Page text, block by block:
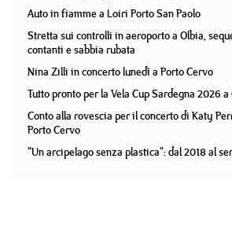
Auto in fiamme a Loiri Porto San Paolo
Stretta sui controlli in aeroporto a Olbia,
contanti e sabbia rubata
Nina Zilli in concerto lunedì a Porto Cervo
Tutto pronto per la Vela Cup Sardegna 2026
Conto alla rovescia per il concerto di Katy
Porto Cervo
"Un arcipelago senza plastica": dal 2018 al